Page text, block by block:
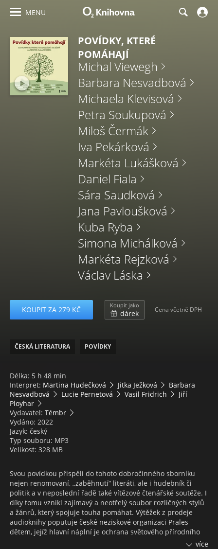
MENU
POVÍDKY, KTERÉ
POMÁHAJÍ
Michal Viewegh
Barbara Nesvadbová
Michaela Klevisová
Petra Soukupová
Miloš Čermák
Iva Pekárková
Markéta Lukášková
Daniel Fiala
Sára Saudková
Jana Pavloušková
Kuba Ryba
Simona Michálková
Markéta Rejzková
Václav Láska
KOUPIT ZA 279 KČ Koupit jako
dárek Cena včetně DPH
ČESKÁ LITERATURA POVÍDKY
Délka: 5 h 48 min
Interpret: Martina Hudečková Jitka Ježková
Barbara
Nesvadbová
Lucie Pernetová Vasil Fridrich
Jiří
Ployhar
Vydavatel: Témbr
Vydáno: 2022
Jazyk: český
Typ souboru: MP3
Velikost: 328 MB
Svou povídkou přispěli do tohoto dobročinného sborníku
nejen renomovaní, „zaběhnutí“ literáti, ale i hudebník či
politik a v neposlední řadě také vítězové čtenářské soutěže. I
díky tomu vznikl zajímavý a neotřelý soubor rozličných stylů
a žánrů, který spojuje touha pomáhat. Výtěžek z prodeje
audioknihy poputuje české neziskové organizaci Prales
dětem, jejíž hlavní náplní je ochrana světového přírodního
dědictví na mezinárodní úrovni, podpora proti pytláckýchvíce